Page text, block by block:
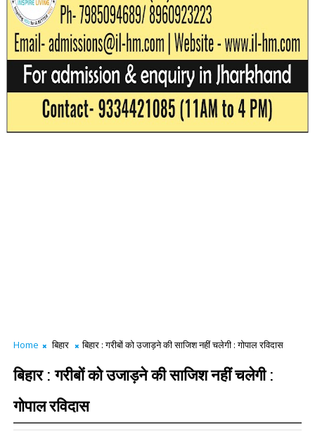
Home बिहार बिहार : गरीबों को उजाड़ने की साजिश नहीं चलेगी : गोपाल रविदास
बिहार : गरीबों को उजाड़ने की साजिश नहीं चलेगी :
गोपाल रविदास